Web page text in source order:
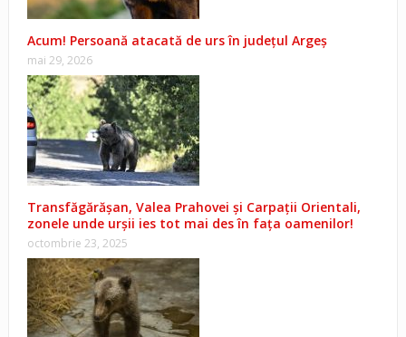
Acum! Persoană atacată de urs în județul Argeș
mai 29, 2026
Transfăgărășan, Valea Prahovei și Carpații Orientali,
zonele unde urșii ies tot mai des în fața oamenilor!
octombrie 23, 2025